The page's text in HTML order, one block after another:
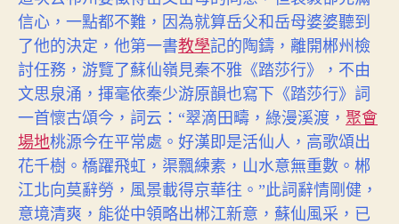
信心，一點都不難，因為就算岳父和岳母婆婆聽到
了他的決定，他第一書教學記的陶鑄，離開郴州檢
討任務，游覽了蘇仙嶺見秦不雅《踏莎行》，不由
文思泉涌，揮毫依秦少游原韻也寫下《踏莎行》詞
一首懷古頌今，詞云：“翠滴田疇，綠漫溪渡， 聚會
場地桃源今在平常處。好漢即是活仙人，高歌頌出
花千樹。橋躍飛虹，渠飄練素，山水意無重數。郴
江北向莫辭勞，風景載得京華往。”此詞辭情剛健，
意境清爽，能從中領略出郴江新意，蘇仙風采，已